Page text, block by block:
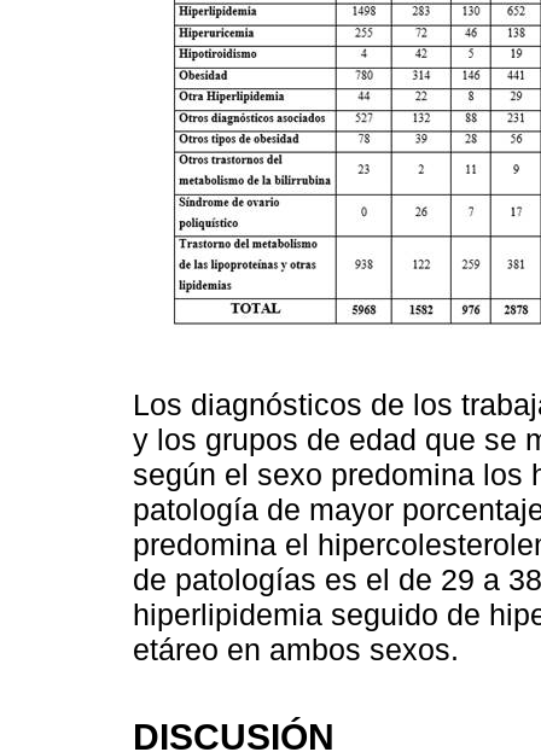
Los diagnósticos de los
y los grupos de edad que se
según el sexo predomina los
patología de mayor
predomina el
de patologías es el de 29 a
hiperlipidemia seguido de
etáreo en ambos sexos.
DISCUSIÓN